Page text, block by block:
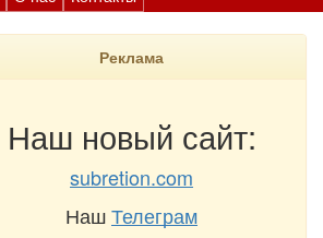
Реклама
Наш новый сайт:
subretion.com
НашТелеграм